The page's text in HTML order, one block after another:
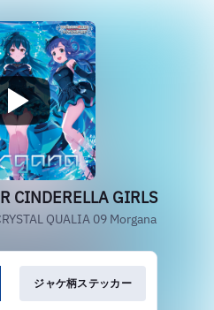
CINDERELLA GIRLS
QUALIA 09 Morgana
ジャケ柄ステッカー